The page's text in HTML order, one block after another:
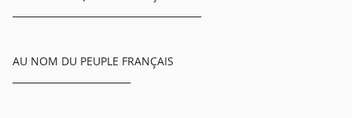
AU NOM DU PEUPLE FRANÇAIS